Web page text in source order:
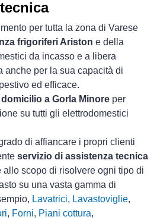
tecnica
per tutta la zona di Varese
frigoriferi Ariston e della
da incasso e a libera
anche per la sua capacità di
ed efficace.
a Gorla Minore per
su tutti gli elettrodomestici
di affiancare i propri clienti
servizio di assistenza tecnica
allo scopo di risolvere ogni tipo di
su una vasta gamma di
Lavatrici, Lavastoviglie,
, Forni, Piani cottura,